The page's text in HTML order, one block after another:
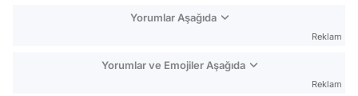
Yorumlar Aşağıda
Reklam
Yorumlar ve Emojiler Aşağıda
Reklam